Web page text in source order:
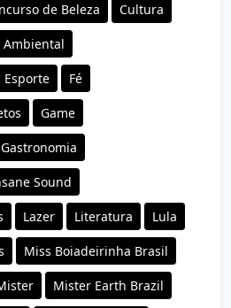
de Beleza Cultura
Ambiental
Esporte Fé
Game
Gastronomia
Sound
Lazer Literatura Lula
Miss Boiadeirinha Brasil
Mister Earth Brazil